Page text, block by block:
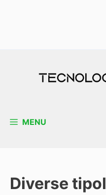
MENU
Diverse